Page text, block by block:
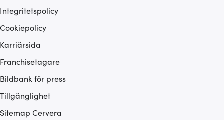
Integritetspolicy
Cookiepolicy
Karriärsida
Franchisetagare
Bildbank för press
Tillgänglighet
Sitemap Cervera